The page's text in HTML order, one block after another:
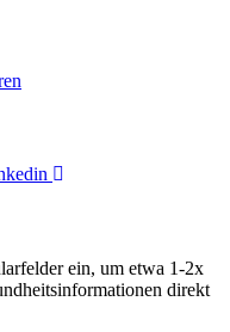
ein, um etwa 1-2x
direkt